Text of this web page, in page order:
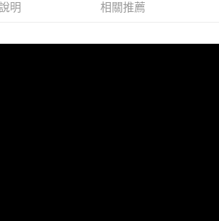
份有限公司提供之「AFTEE先享後付」服務完成之交
事宜，請瀏覽以下網址：
含以上)免運費
明 相關推薦